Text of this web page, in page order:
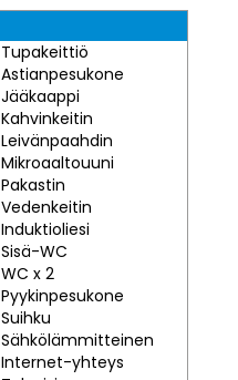
Tupakeittiö
Astianpesukone
Jääkaappi
Kahvinkeitin
Leivänpaahdin
Mikroaaltouuni
Pakastin
Vedenkeitin
Induktioliesi
Sisä-WC
WC x 2
Pyykinpesukone
Suihku
Sähkölämmitteinen
Internet-yhteys